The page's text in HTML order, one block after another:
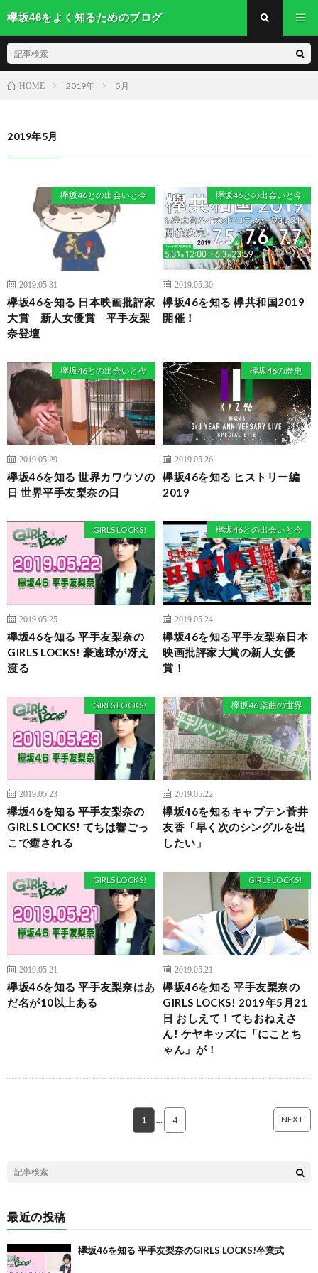
欅坂46をよく知るためのブログ
HOME 2019年 5月
2019年5月
欅坂46との出会いと今
2019.05.31
欅坂46を知る 日本映画批評家
大賞 新人女優賞 平手友梨
奈登壇
欅坂46との出会いと今
2019.05.30
欅坂46を知る 欅共和国2019
開催！
欅坂46との出会いと今
2019.05.29
欅坂46を知る 世界カワウソの
日 世界平手友梨奈の日
欅坂46の歴史
2019.05.26
欅坂46を知る ヒストリー編
2019
GIRLS LOCKS!
2019.05.25
欅坂46を知る 平手友梨奈の
GIRLS LOCKS! 豪速球が冴え
渡る
欅坂46との出会いと今
2019.05.24
欅坂46を知る平手友梨奈日本
映画批評家大賞の新人女優
賞！
GIRLS LOCKS!
2019.05.23
欅坂46を知る 平手友梨奈の
GIRLS LOCKS! てちは響ごっ
こで癒される
欅坂46 楽曲の世界
2019.05.22
欅坂46を知るキャプテン菅井
友香「早く次のシングルを出
したい」
GIRLS LOCKS!
2019.05.21
欅坂46を知る 平手友梨奈はあ
だ名が10以上ある
GIRLS LOCKS!
2019.05.21
欅坂46を知る 平手友梨奈の
GIRLS LOCKS! 2019年5月21
日 おしえて！てちおねえさ
ん! ケヤキッズに「にことち
ゃん」が！
1 4 NEXT
最近の投稿
欅坂46を知る 平手友梨奈のGIRLS LOCKS!卒業式